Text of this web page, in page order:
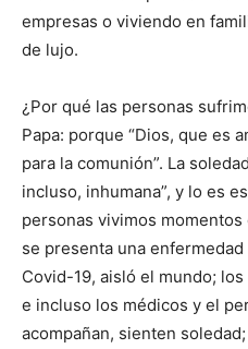
empresas o viviendo en
de lujo.
¿Por qué las personas
Papa: porque “Dios, que es
para la comunión”. La
incluso, inhumana”, y lo es
personas vivimos
se presenta una
Covid-19, aisló el mundo;
e incluso los médicos y el
acompañan, sienten